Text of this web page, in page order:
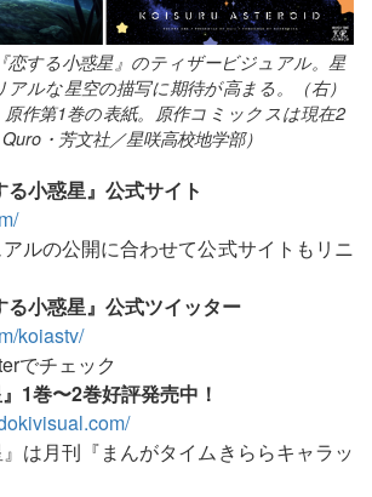
恋する小惑星』のティザービジュアル。星
ルな星空の描写に期待が高まる。（右）
原作第1巻の表紙。原作コミックスは現在2
・芳文社／星咲高校地学部）
小惑星』公式サイト
ルの公開に合わせて公式サイトもリニ
る小惑星』公式ツイッター
koiastv/
でチェック
1巻〜2巻好評発売中！
』は月刊『まんがタイムきららキャラッ